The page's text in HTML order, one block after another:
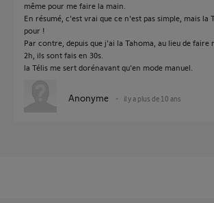
même pour me faire la main.
En résumé, c'est vrai que ce n'est pas simple, mais la
pour !
Par contre, depuis que j'ai la Tahoma, au lieu de faire
2h, ils sont fais en 30s.
la Télis me sert dorénavant qu'en mode manuel.
Anonyme il y a plus de 10 ans